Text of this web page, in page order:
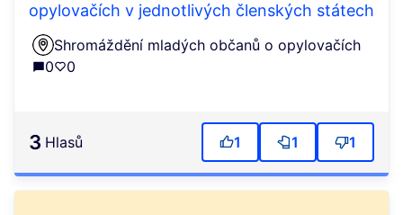
opylovačích v jednotlivých členských státech
Shromáždění mladých občanů o opylovačích
0
0
3 Hlasů 1 1 1